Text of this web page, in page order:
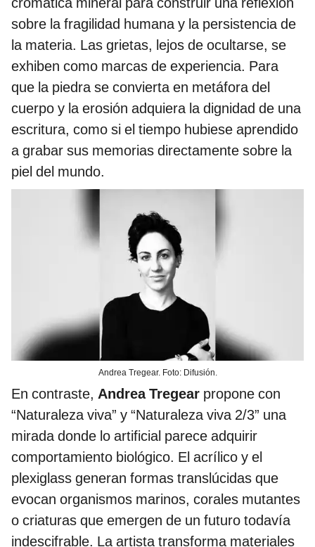
sobre la fragilidad humana y la persistencia de
la materia. Las grietas, lejos de ocultarse, se
exhiben como marcas de experiencia. Para
que la piedra se convierta en metáfora del
cuerpo y la erosión adquiera la dignidad de una
escritura, como si el tiempo hubiese aprendido
a grabar sus memorias directamente sobre la
piel del mundo.
Andrea Tregear. Foto: Difusión.
En contraste, Andrea Tregear propone con
“Naturaleza viva” y “Naturaleza viva 2/3” una
mirada donde lo artificial parece adquirir
comportamiento biológico. El acrílico y el
plexiglass generan formas translúcidas que
evocan organismos marinos, corales mutantes
o criaturas que emergen de un futuro todavía
indescifrable. La artista transforma materiales